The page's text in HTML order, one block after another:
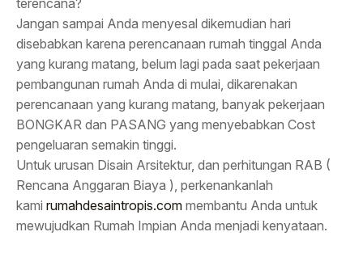
terencana?
Jangan sampai Anda menyesal dikemudian hari
disebabkan karena perencanaan rumah tinggal Anda
yang kurang matang, belum lagi pada saat pekerjaan
pembangunan rumah Anda di mulai, dikarenakan
perencanaan yang kurang matang, banyak pekerjaan
BONGKAR dan PASANG yang menyebabkan Cost
pengeluaran semakin tinggi.
Untuk urusan Disain Arsitektur, dan perhitungan RAB (
Rencana Anggaran Biaya ), perkenankanlah
kami rumahdesaintropis.com membantu Anda untuk
mewujudkan Rumah Impian Anda menjadi kenyataan.